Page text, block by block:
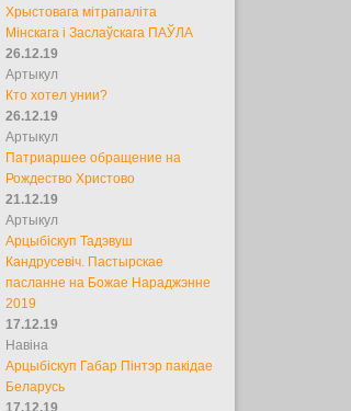
Хрыстовага мітрапаліта
Мінскага і Заслаўскага ПАЎЛА
26.12.19
Артыкул
Кто хотел унии?
26.12.19
Артыкул
Патриаршее обращение на
Рождество Христово
21.12.19
Артыкул
Арцыбіскуп Тадэвуш
Кандрусевіч. Пастырскае
пасланне на Божае Нараджэнне
2019
17.12.19
Навіна
Арцыбіскуп Габар Пінтэр пакідае
Беларусь
17.12.19